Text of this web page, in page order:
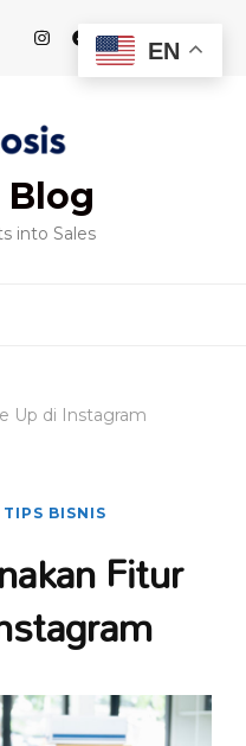
Blog
into Sales
Up di Instagram
TIPS BISNIS
Fitur
EN